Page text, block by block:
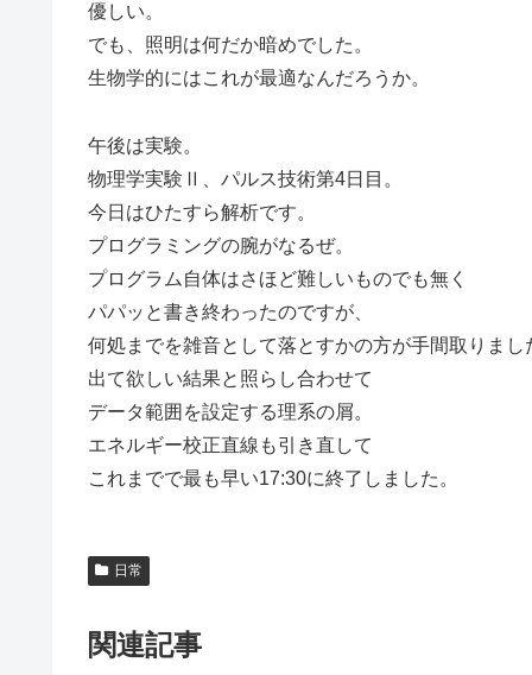
優しい。
でも、照明は何だか暗めでした。
生物学的にはこれが最適なんだろうか。
午後は実験。
物理学実験Ⅱ、パルス技術第4日目。
今日はひたすら解析です。
プログラミングの腕がなるぜ。
プログラム自体はさほど難しいものでも無く
パパッと書き終わったのですが、
何処までを雑音として落とすかの方が手間取りまし
出て欲しい結果と照らし合わせて
データ範囲を設定する理系の屑。
エネルギー校正直線も引き直して
これまでで最も早い17:30に終了しました。
日常
関連記事